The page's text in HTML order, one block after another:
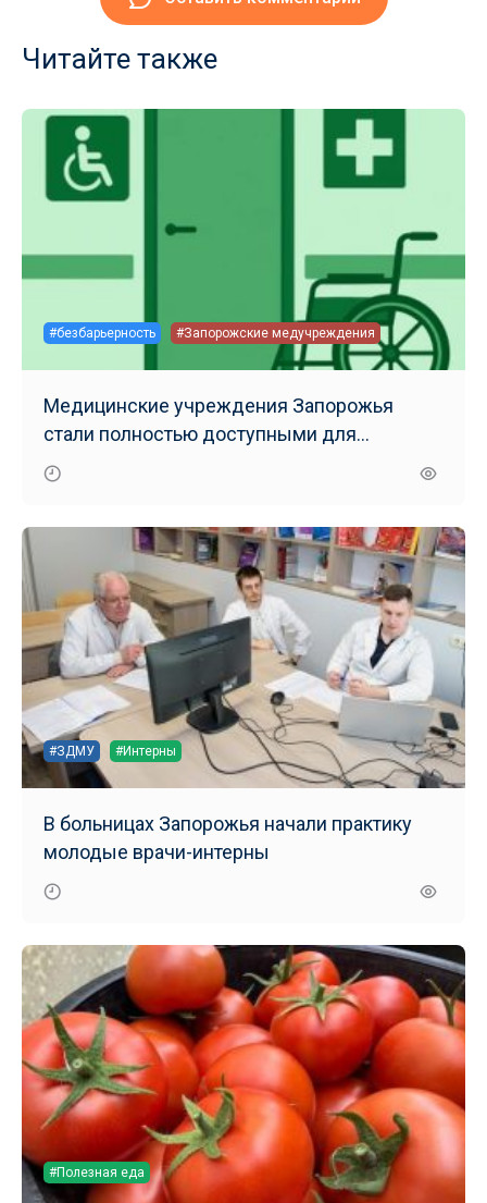
Читайте также
#безбарьерность #Запорожские медучреждения
Медицинские учреждения Запорожья
стали полностью доступными для
маломобильных групп населения
#ЗДМУ #Интерны
В больницах Запорожья начали практику
молодые врачи-интерны
#Полезная еда